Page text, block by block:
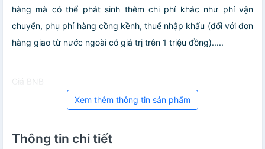
hàng mà có thể phát sinh thêm chi phí khác như phí vận
chuyển, phụ phí hàng cồng kềnh, thuế nhập khẩu (đối với đơn
hàng giao từ nước ngoài có giá trị trên 1 triệu đồng).....
Giá BNB
Xem thêm thông tin sản phẩm
Thông tin chi tiết